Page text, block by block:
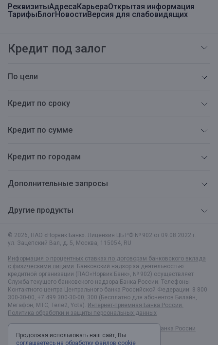
© 2026, ПАО «Норвик Банк». Лицензия ЦБ РФ № 902 от 09.08.2022 г.
ул. Зацепский Вал, д. 5, Москва, 115054, RU
Информация о процентных ставках по договорам банковского вклада
с физическими лицами. Банковский надзор за деятельностью
кредитной организации (ПАО«Норвик Банк», № 902) осуществляет
Служба текущего банковского надзора Банка России. Телефоны
Контактного центра Центрального банка Российской Федерации: 8 800
300-30-00, +7 499 300-30-00, 300 (Бесплатно для абонентов Билайн,
Мегафон, МТС, Теле2, Yota). Интернет-приемная Банка России.
Политика обработки и защиты персональных данных
Раскрытие информации в соответствии c Указанием Банка России
№6496-У
РеквизитыАдресаКарьераОткрытая информация
ТарифыБлогНовостиВерсия для слабовидящих
Кредит под залог
По цели
Кредит по сроку
Кредит по сумме
Кредит по городам
Дополнительные запросы
Другие продукты
Продолжая использовать наш сайт, Вы
соглашаетесь на обработку файлов cookie